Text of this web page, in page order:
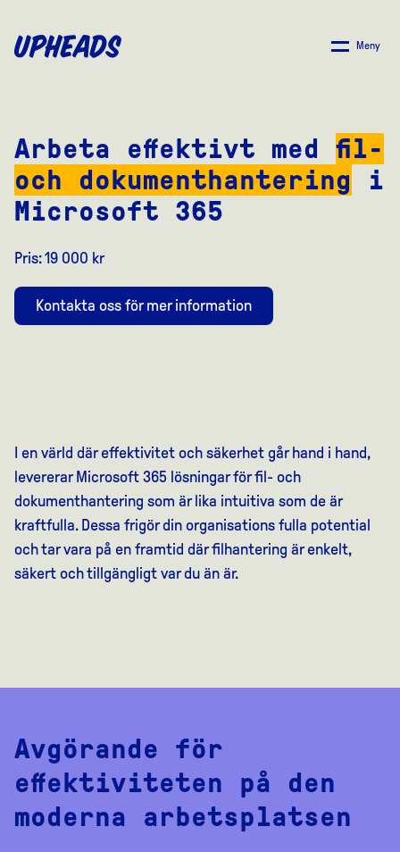
MAIN
Meny
Arbeta effektivt med fil-
och dokumenthantering i
Microsoft 365
Pris: 19 000 kr
Kontakta oss för mer information
I en värld där effektivitet och säkerhet går hand i hand,
levererar Microsoft 365 lösningar för fil- och
dokumenthantering som är lika intuitiva som de är
kraftfulla. Dessa frigör din organisations fulla potential
och tar vara på en framtid där filhantering är enkelt,
säkert och tillgängligt var du än är.
Avgörande för
effektiviteten på den
moderna arbetsplatsen